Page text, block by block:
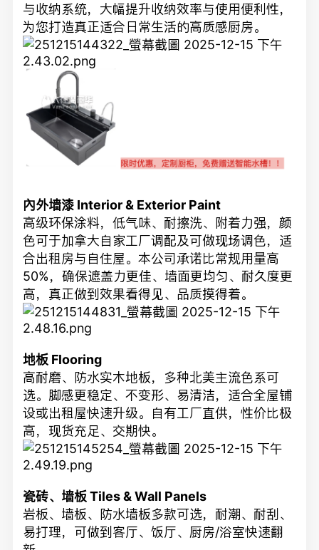
与收纳系统，大幅提升收纳效率与使用便利性，
为您打造真正适合日常生活的高质感厨房。
內外墙漆 Interior & Exterior Paint
高级环保涂料，低气味、耐擦洗、附着力强，颜
色可于加拿大自家工厂调配及可做现场调色，适
合出租房与自住屋。本公司承诺比常规用量高
50%，确保遮盖力更佳、墙面更均匀、耐久度更
高，真正做到效果看得见、品质摸得着。
地板 Flooring
高耐磨、防水实木地板，多种北美主流色系可
选。脚感更稳定、不变形、易清洁，适合全屋铺
设或出租屋快速升级。自有工厂直供，性价比极
高，现货充足、交期快。
瓷砖、墙板 Tiles & Wall Panels
岩板、墙板、防水墙板多款可选，耐潮、耐刮、
易打理，可做到客厅、饭厅、厨房/浴室快速翻